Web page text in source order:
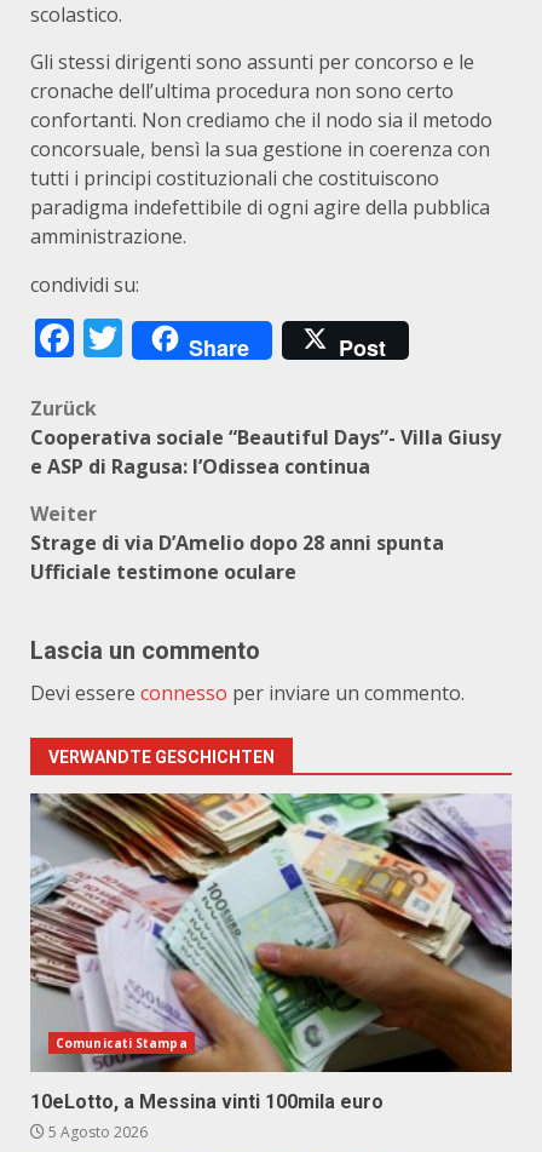
scolastico.
Gli stessi dirigenti sono assunti per concorso e le
cronache dell’ultima procedura non sono certo
confortanti. Non crediamo che il nodo sia il metodo
concorsuale, bensì la sua gestione in coerenza con
tutti i principi costituzionali che costituiscono
paradigma indefettibile di ogni agire della pubblica
amministrazione.
condividi su:
Facebook
Twitter
Share Post
Beitragsnavigation
Zurück
Cooperativa sociale “Beautiful Days”- Villa Giusy
e ASP di Ragusa: l’Odissea continua
Weiter
Strage di via D’Amelio dopo 28 anni spunta
Ufficiale testimone oculare
Lascia un commento
Devi essere connesso per inviare un commento.
VERWANDTE GESCHICHTEN
Comunicati Stampa
10eLotto, a Messina vinti 100mila euro
5 Agosto 2026